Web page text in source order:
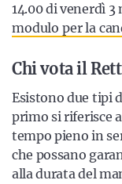
14.00 di venerdì
modulo per la
Chi vota il
Esistono due tipi
primo si riferisce
tempo pieno in
che possano
alla durata del